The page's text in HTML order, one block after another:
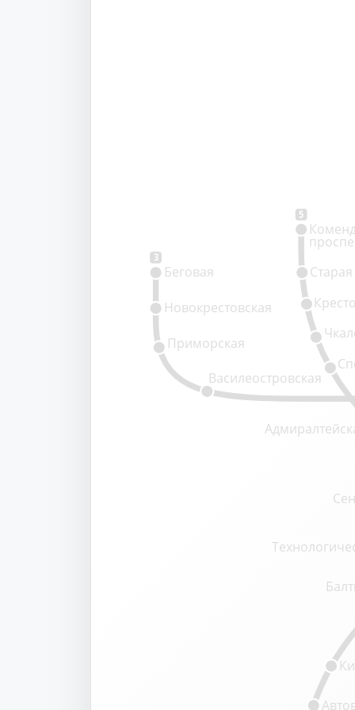
3
5
Василеостровская
Приморская
Новокрестовская
Беговая